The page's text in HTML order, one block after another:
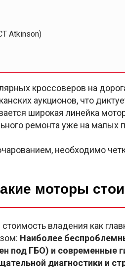
Atkinson)
кроссоверов на
аукционов, что
широкая линейка
ремонта уже на малых
необходимо
моторы
владения как
Наиболее
под ГБО) и современные
диагностики и